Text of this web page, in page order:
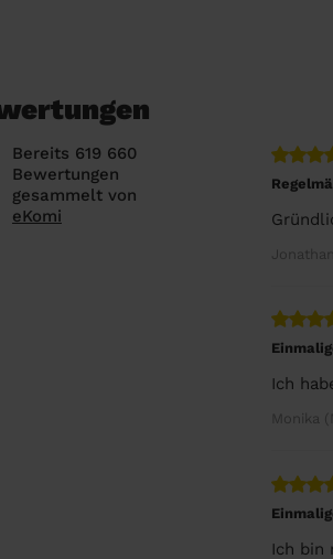
Bereits 619 660
Bewertungen
gesammelt von
eKomi
Ich
Monika
Ich bin